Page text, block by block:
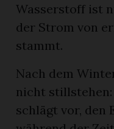
Wasserstoff ist
der Strom von
stammt.
Nach dem
nicht
schlägt vor, den